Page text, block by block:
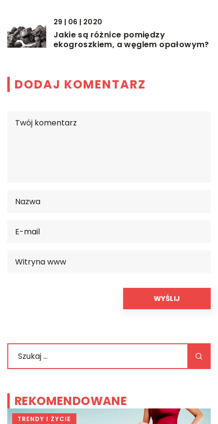
29 | 06 | 2020
Jakie są różnice pomiędzy
ekogroszkiem, a węglem opałowym?
DODAJ KOMENTARZ
REKOMENDOWANE
TRENDY I ŻYCIE